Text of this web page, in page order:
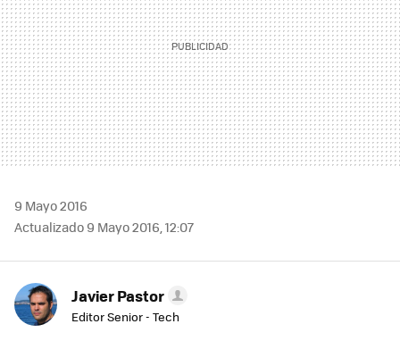
9 Mayo 2016
Actualizado 9 Mayo 2016, 12:07
Javier Pastor
Editor Senior - Tech